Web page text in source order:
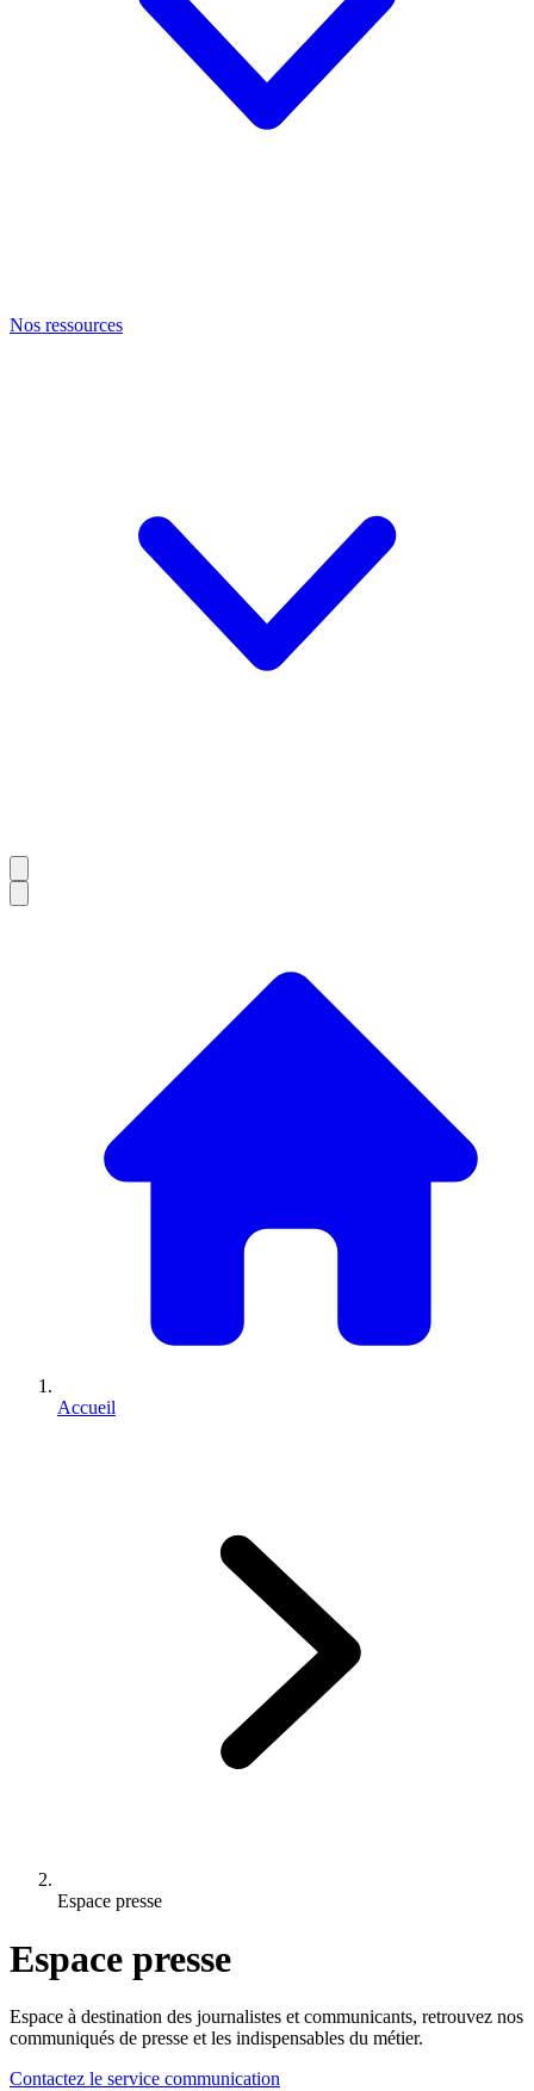
Nos ressources
Accueil
Espace presse
Espace presse
Espace à destination des journalistes et communicants, retrouvez nos
communiqués de presse et les indispensables du métier.
Contactez le service communication